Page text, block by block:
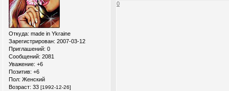
Откуда: made in Ykraine
Зарегистрирован: 2007-03-12
Приглашений: 0
Сообщений: 2081
Уважение: +6
Позитив: +6
Пол: Женский
Возраст: 33 [1992-12-26]
0